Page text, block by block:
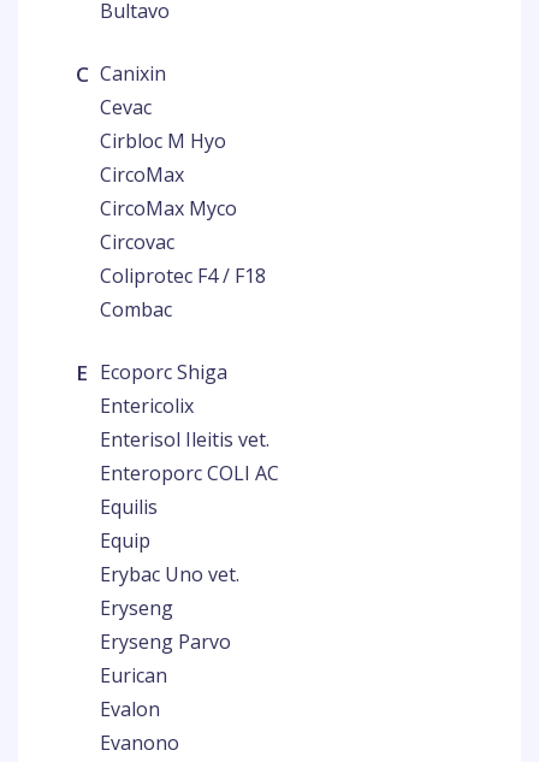
Bultavo
C Canixin
Cevac
Cirbloc M Hyo
CircoMax
CircoMax Myco
Circovac
Coliprotec F4 / F18
Combac
E Ecoporc Shiga
Entericolix
Enterisol Ileitis vet.
Enteroporc COLI AC
Equilis
Equip
Erybac Uno vet.
Eryseng
Eryseng Parvo
Eurican
Evalon
Evanono